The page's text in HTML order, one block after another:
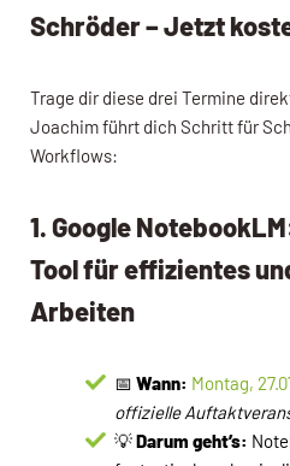
Schröder – Jetzt
Trage dir diese drei Termine
Joachim führt dich Schritt für
Workflows:
1. Google
Tool für effizientes
Arbeiten
📅 Wann: Montag,
offizielle
💡Darum geht’s: